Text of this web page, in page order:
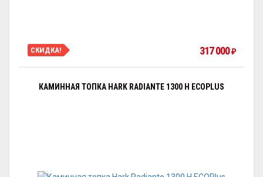
СКИДКА! 317 000₽
КАМИННАЯ ТОПКА HARK RADIANTE 1300 H ECOPLUS